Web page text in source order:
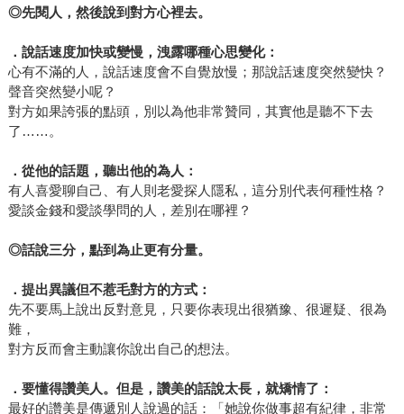
◎先閱人，然後說到對方心裡去。
．說話速度加快或變慢，洩露哪種心思變化：
心有不滿的人，說話速度會不自覺放慢；那說話速度突然變快？
聲音突然變小呢？
對方如果誇張的點頭，別以為他非常贊同，其實他是聽不下去
了……。
．從他的話題，聽出他的為人：
有人喜愛聊自己、有人則老愛探人隱私，這分別代表何種性格？
愛談金錢和愛談學問的人，差別在哪裡？
◎話說三分，點到為止更有分量。
．提出異議但不惹毛對方的方式：
先不要馬上說出反對意見，只要你表現出很猶豫、很遲疑、很為
難，
對方反而會主動讓你說出自己的想法。
．要懂得讚美人。但是，讚美的話說太長，就矯情了：
最好的讚美是傳遞別人說過的話：「她說你做事超有紀律，非常